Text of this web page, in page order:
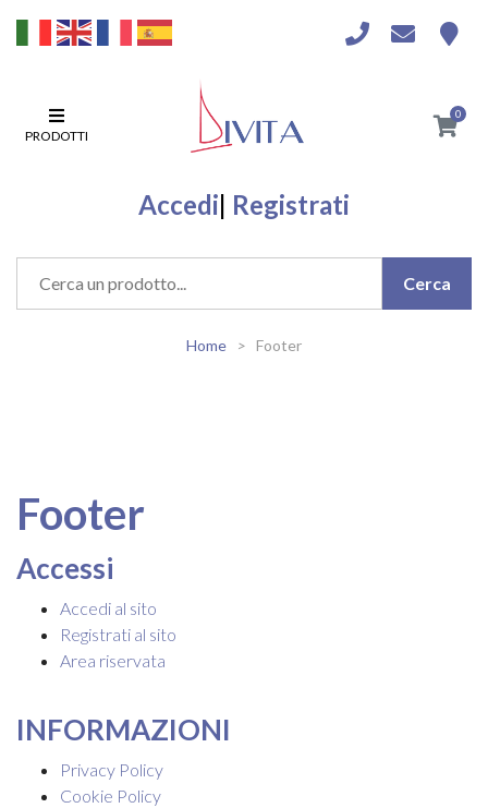
PRODOTTI
0
Accedi| Registrati
Home Footer
Footer
Accessi
Accedi al sito
Registrati al sito
Area riservata
INFORMAZIONI
Privacy Policy
Cookie Policy